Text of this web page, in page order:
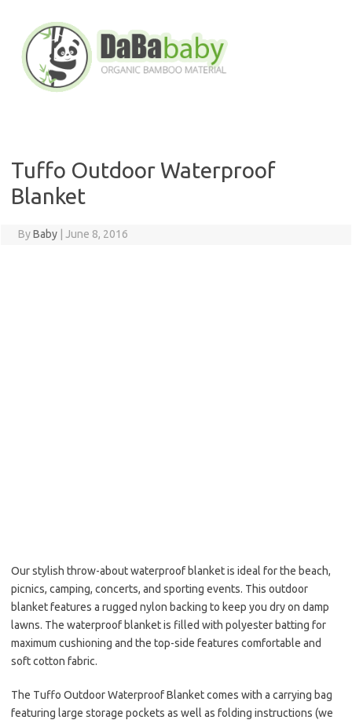
content
Tuffo Outdoor Waterproof
Blanket
ByBaby June 8, 2016
Our stylish throw-about waterproof blanket is ideal for the beach,
picnics, camping, concerts, and sporting events. This outdoor
blanket features a rugged nylon backing to keep you dry on damp
lawns. The waterproof blanket is filled with polyester batting for
maximum cushioning and the top-side features comfortable and
soft cotton fabric.
The Tuffo Outdoor Waterproof Blanket comes with a carrying bag
featuring large storage pockets as well as folding instructions (we